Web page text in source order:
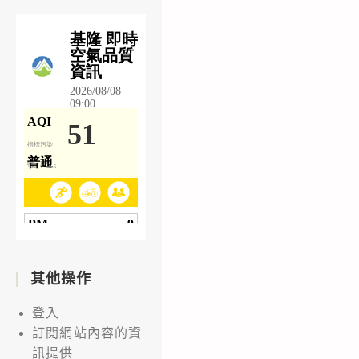
其他操作
登入
訂閱網站內容的資
訊提供